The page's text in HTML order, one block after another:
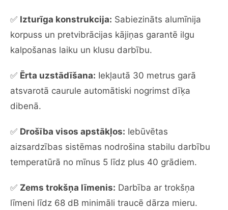
✅ Izturīga konstrukcija: Sabiezināts alumīnija
korpuss un pretvibrācijas kājiņas garantē ilgu
kalpošanas laiku un klusu darbību.
✅ Ērta uzstādīšana: Iekļautā 30 metrus garā
atsvarotā caurule automātiski nogrimst dīķa
dibenā.
✅ Drošība visos apstākļos: Iebūvētas
aizsardzības sistēmas nodrošina stabilu darbību
temperatūrā no mīnus 5 līdz plus 40 grādiem.
✅ Zems trokšņa līmenis: Darbība ar trokšņa
līmeni līdz 68 dB minimāli traucē dārza mieru.